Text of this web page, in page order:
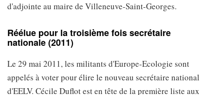
d'adjointe au maire de Villeneuve-Saint-Georges.
Réélue pour la troisième fois secrétaire
nationale (2011)
Le 29 mai 2011, les militants d'Europe-Ecologie sont
appelés à voter pour élire le nouveau secrétaire national
d'EELV. Cécile Duflot est en tête de la première liste aux